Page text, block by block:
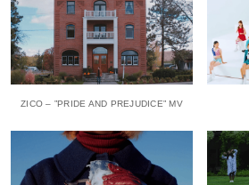
ZICO – ”PRIDE AND PREJUDICE” MV